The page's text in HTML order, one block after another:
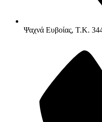
Ψαχνά Ευβοίας, Τ.Κ.